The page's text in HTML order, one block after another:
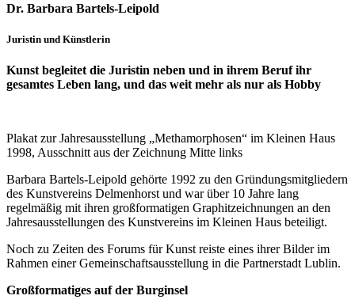
Dr. Barbara Bartels-Leipold
Juristin und Künstlerin
Kunst begleitet die Juristin neben und in ihrem Beruf ihr
gesamtes Leben lang, und das weit mehr als nur als Hobby
Plakat zur Jahresausstellung „Methamorphosen“ im Kleinen Haus
1998, Ausschnitt aus der Zeichnung Mitte links
Barbara Bartels-Leipold gehörte 1992 zu den Gründungsmitgliedern
des Kunstvereins Delmenhorst und war über 10 Jahre lang
regelmäßig mit ihren großformatigen Graphitzeichnungen an den
Jahresausstellungen des Kunstvereins im Kleinen Haus beteiligt.
Noch zu Zeiten des Forums für Kunst reiste eines ihrer Bilder im
Rahmen einer Gemeinschaftsausstellung in die Partnerstadt Lublin.
Großformatiges auf der Burginsel